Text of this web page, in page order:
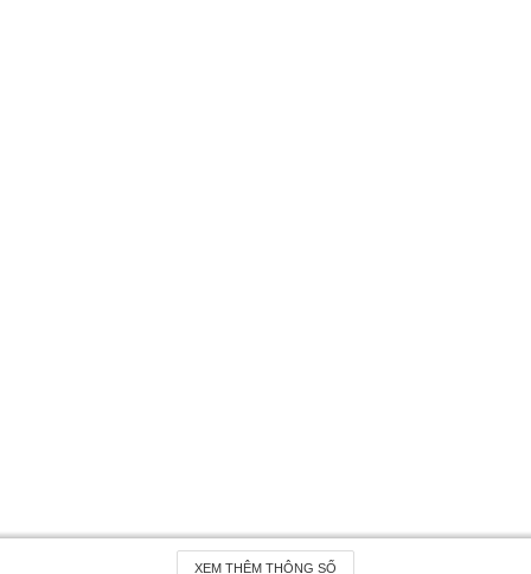
4) 359 Nguyễn Hoàng Tôn – Tây Hồ - Hà Nội
XEM THÊM THÔNG SỐ